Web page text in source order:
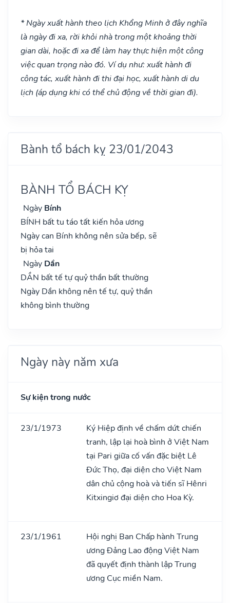
* Ngày xuất hành theo lịch Khổng Minh ở đây nghĩa
là ngày đi xa, rời khỏi nhà trong một khoảng thời
gian dài, hoặc đi xa để làm hay thực hiện một công
việc quan trọng nào đó. Ví dụ như: xuất hành đi
công tác, xuất hành đi thi đại học, xuất hành di du
lịch (áp dụng khi có thể chủ động về thời gian đi).
Bành tổ bách kỵ 23/01/2043
BÀNH TỔ BÁCH KỴ
Ngày Bính
BÍNH bất tu táo tất kiến hỏa ương
Ngày can Bính không nên sửa bếp, sẽ
bị hỏa tai
Ngày Dần
DẦN bất tế tự quỷ thần bất thường
Ngày Dần không nên tế tự, quỷ thần
không bình thường
Ngày này năm xưa
Sự kiện trong nước
23/1/1973
Ký Hiệp định về chấm dứt chiến
tranh, lập lại hoà bình ở Việt Nam
tại Pari giữa cố vấn đặc biệt Lê
Đức Thọ, đại diện cho Việt Nam
dân chủ cộng hoà và tiến sĩ Hênri
Kitxingiơ đại diện cho Hoa Kỳ.
23/1/1961
Hội nghị Ban Chấp hành Trung
ương Đảng Lao động Việt Nam
đã quyết định thành lập Trung
ương Cục miền Nam.